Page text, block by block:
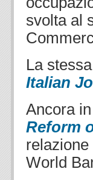
svolta al
La
Italian
Ancora
Reform
World